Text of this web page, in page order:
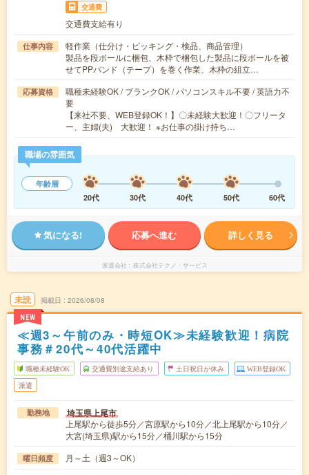
交通費
交通費支給有り
仕事内容
軽作業（仕分け・ピッキング・検品、商品管理）
製品を段ボールに梱包、木枠で梱包した製品に段ボールを被
せてPPバンド（テープ）を巻く作業、木枠の組立…
応募資格
職種未経験OK / ブランクOK / パソコンスキル不要 / 英語力不
要
【来社不要、WEB登録OK！】〇未経験大歓迎！〇フリータ
ー、主婦(夫) 大歓迎！ ※お仕事の掛け持ち…
職場の雰囲気
年齢層
20代
30代 40代 50代 60代
気になる! 応募へ進む 詳しく見る
派遣会社 株式会社テクノ・サービス
未読
NEW
掲載日 2026/08/08
≪週3～午前のみ・時短OK≫未経験歓迎！病院
事務＃20代～40代活躍中
職種未経験OK 交通費別途支給あり 土日祝日が休み WEB登録OK
派遣
勤務地 埼玉県上尾市
上尾駅から徒歩5分／宮原駅から10分／北上尾駅から10分／
大宮(埼玉県)駅から15分／桶川駅から15分
曜日頻度 月～土（週3～OK）